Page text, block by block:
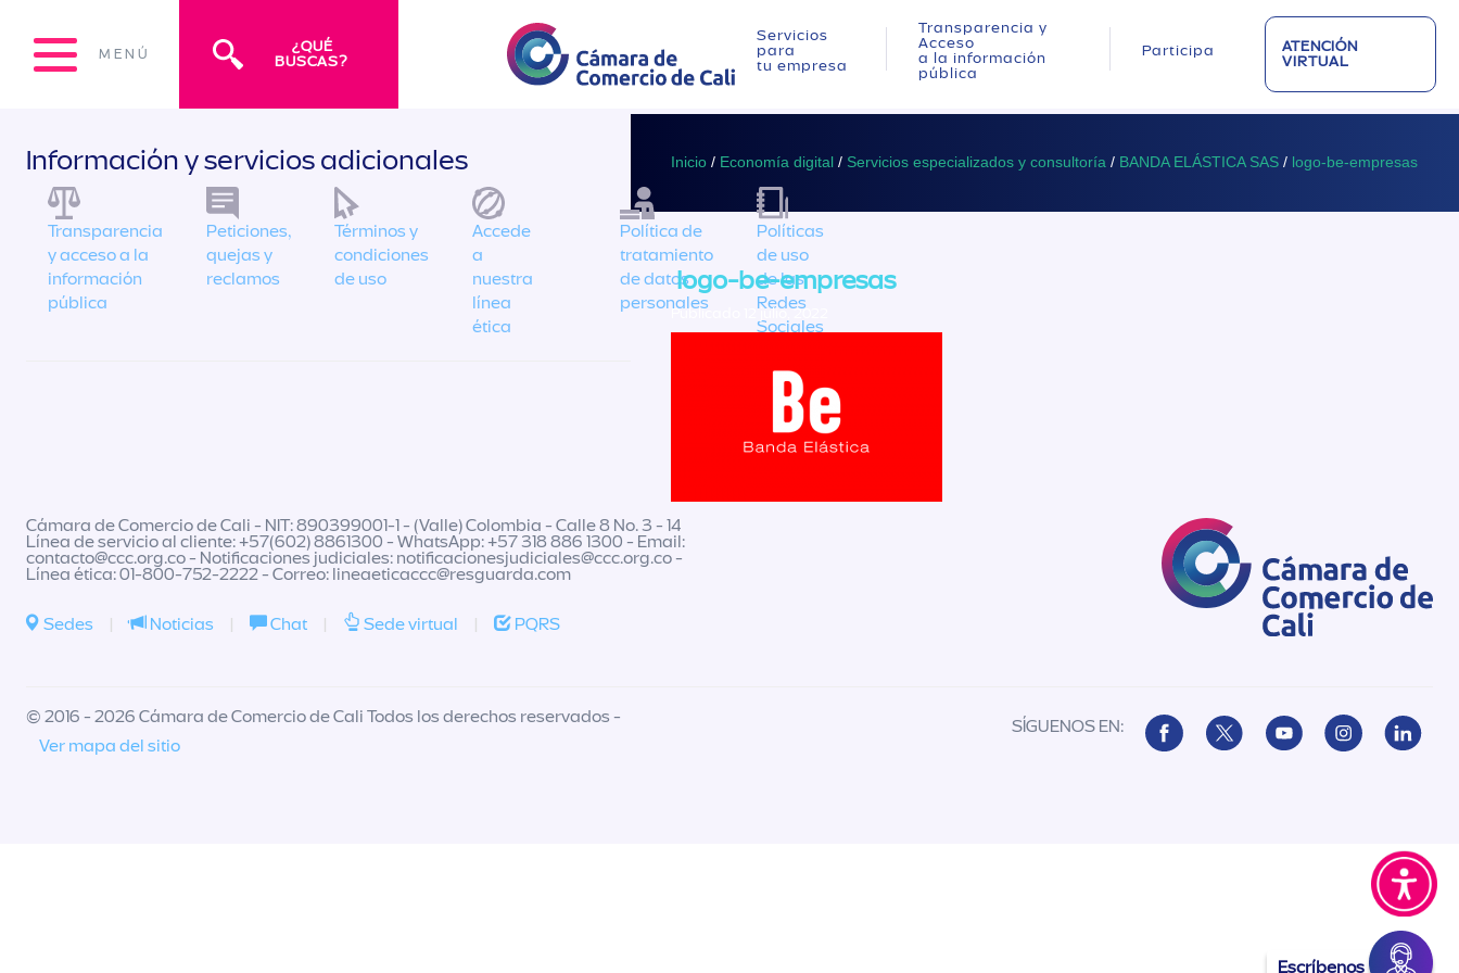
MENÚ
¿QUÉ
BUSCAS?
Servicios
para
tu empresa
Transparencia y
Acceso
a la información
pública
Participa
ATENCIÓN
VIRTUAL
Inicio / Economía digital / Servicios especializados y consultoría / BANDA ELÁSTICA SAS / logo-be-empresas
logo-be-empresas
Publicado 12 julio, 2022
Escríbenos
Información y servicios adicionales
Transparencia
y acceso a la
información
pública
Peticiones,
quejas y
reclamos
Términos y
condiciones
de uso
Accede
a
nuestra
línea
ética
Política de
tratamiento
de datos
personales
Políticas
de uso
de las
Redes
Sociales
Cámara de Comercio de Cali - NIT: 890399001-1 - (Valle) Colombia - Calle 8 No. 3 - 14
Línea de servicio al cliente: +57(602) 8861300 - WhatsApp: +57 318 886 1300 - Email:
contacto@ccc.org.co- Notificaciones judiciales: notificacionesjudiciales@ccc.org.co-
Línea ética: 01-800-752-2222 - Correo: lineaeticaccc@resguarda.com
Sedes | Noticias | Chat | Sede virtual | PQRS
© 2016 - 2026 Cámara de Comercio de Cali Todos los derechos reservados -
Ver mapa del sitio
SÍGUENOS EN: